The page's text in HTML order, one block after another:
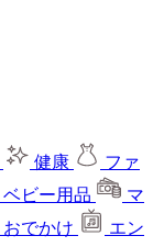
健康
ファ
ベビー用品
マ
おでかけ
エン